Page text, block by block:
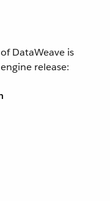
DataWeave is
release: